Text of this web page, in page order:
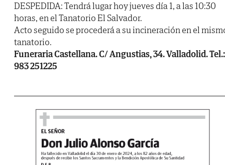
DESPEDIDA: Tendrá lugar hoy jueves día 1, a las 10:30
horas, en el Tanatorio El Salvador.
Acto seguido se procederá a su incineración en el
tanatorio.
Funeraria Castellana. C/ Angustias, 34. Valladolid. Tel.:
983 251225